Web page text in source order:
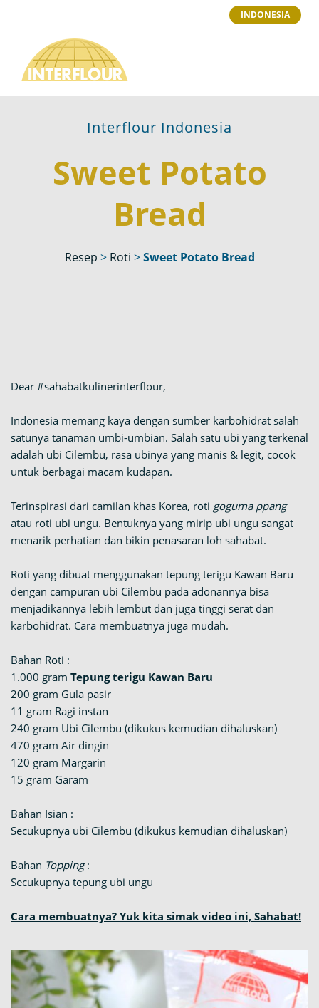
INDONESIA
Interflour Indonesia
Sweet Potato
Bread
Resep > Roti >Sweet Potato Bread
Dear #sahabatkulinerinterflour,
Indonesia memang kaya dengan sumber karbohidrat salah
satunya tanaman umbi-umbian. Salah satu ubi yang terkenal
adalah ubi Cilembu, rasa ubinya yang manis & legit, cocok
untuk berbagai macam kudapan.
Terinspirasi dari camilan khas Korea, roti goguma ppang
atau roti ubi ungu. Bentuknya yang mirip ubi ungu sangat
menarik perhatian dan bikin penasaran loh sahabat.
Roti yang dibuat menggunakan tepung terigu Kawan Baru
dengan campuran ubi Cilembu pada adonannya bisa
menjadikannya lebih lembut dan juga tinggi serat dan
karbohidrat. Cara membuatnya juga mudah.
Bahan Roti :
1.000 gram Tepung terigu Kawan Baru
200 gram Gula pasir
11 gram Ragi instan
240 gram Ubi Cilembu (dikukus kemudian dihaluskan)
470 gram Air dingin
120 gram Margarin
15 gram Garam
Bahan Isian :
Secukupnya ubi Cilembu (dikukus kemudian dihaluskan)
Bahan Topping:
Secukupnya tepung ubi ungu
Cara membuatnya? Yuk kita simak video ini, Sahabat!